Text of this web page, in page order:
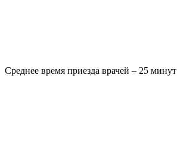
Среднее время приезда врачей – 25 минут